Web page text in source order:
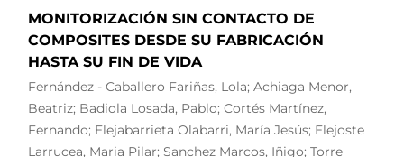
MONITORIZACIÓN SIN CONTACTO DE
COMPOSITES DESDE SU FABRICACIÓN
HASTA SU FIN DE VIDA
Fernández - Caballero Fariñas, Lola; Achiaga Menor,
Beatriz; Badiola Losada, Pablo; Cortés Martínez,
Fernando; Elejabarrieta Olabarri, María Jesús; Elejoste
Larrucea, Maria Pilar; Sanchez Marcos, Iñigo; Torre